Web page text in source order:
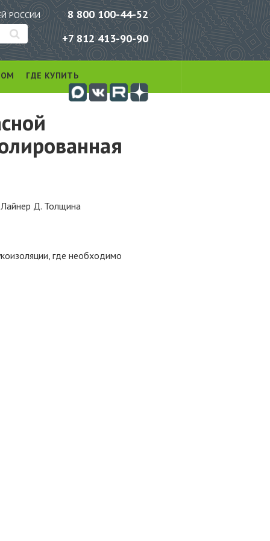
РОССИИ
8 800 100-44-52
+7 812 413-90-90
ГДЕ КУПИТЬ
Д. Толщина
где необходимо